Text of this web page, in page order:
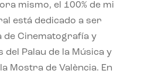
mismo, el 100% de mi
está dedicado a ser
de Cinematografía y
del Palau de la Música y
Mostra de València. En